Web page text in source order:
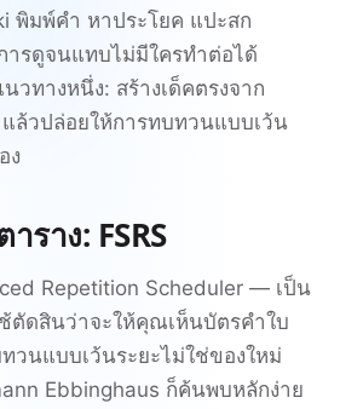
พิมพ์คำ หาประโยค แปะสก
รดูจนแทบไม่มีใครทำต่อได้
วทางหนึ่ง: สร้างเด็คตรงจาก
ล้วปล่อยให้การทบทวนแบบเว้น
ง
ราง: FSRS
Repetition Scheduler — เป็น
ตัดสินว่าจะให้คุณเห็นบัตรคำใบ
วนแบบเว้นระยะไม่ใช่ของใหม่
Ebbinghaus ก็ค้นพบหลักง่าย